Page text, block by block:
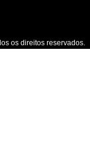
os direitos reservados.